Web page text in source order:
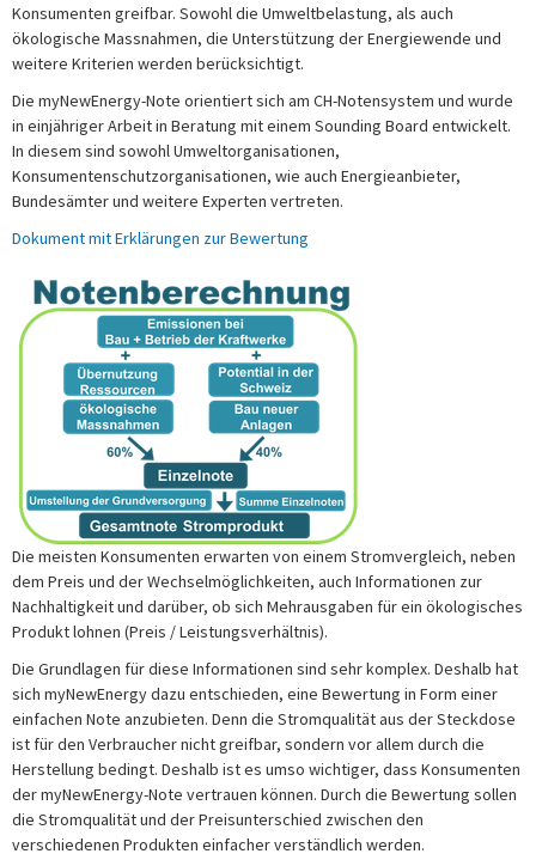
Konsumenten greifbar. Sowohl die Umweltbelastung, als auch
ökologische Massnahmen, die Unterstützung der Energiewende und
weitere Kriterien werden berücksichtigt.
Die myNewEnergy-Note orientiert sich am CH-Notensystem und wurde
in einjähriger Arbeit in Beratung mit einem Sounding Board entwickelt.
In diesem sind sowohl Umweltorganisationen,
Konsumentenschutzorganisationen, wie auch Energieanbieter,
Bundesämter und weitere Experten vertreten.
Dokument mit Erklärungen zur Bewertung
Die meisten Konsumenten erwarten von einem Stromvergleich, neben
dem Preis und der Wechselmöglichkeiten, auch Informationen zur
Nachhaltigkeit und darüber, ob sich Mehrausgaben für ein ökologisches
Produkt lohnen (Preis / Leistungsverhältnis).
Die Grundlagen für diese Informationen sind sehr komplex. Deshalb hat
sich myNewEnergy dazu entschieden, eine Bewertung in Form einer
einfachen Note anzubieten. Denn die Stromqualität aus der Steckdose
ist für den Verbraucher nicht greifbar, sondern vor allem durch die
Herstellung bedingt. Deshalb ist es umso wichtiger, dass Konsumenten
der myNewEnergy-Note vertrauen können. Durch die Bewertung sollen
die Stromqualität und der Preisunterschied zwischen den
verschiedenen Produkten einfacher verständlich werden.